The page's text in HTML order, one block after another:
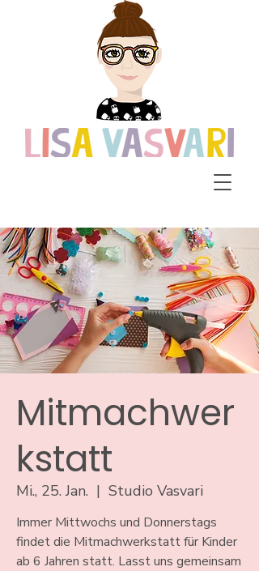
Mitmachwer
kstatt
Mi., 25. Jan.
  |
Studio Vasvari
Immer Mittwochs und Donnerstags
findet die Mitmachwerkstatt für Kinder
ab 6 Jahren statt. Lasst uns gemeinsam